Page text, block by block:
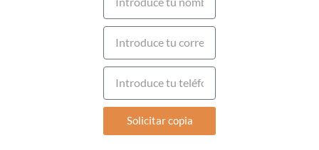
Solicitar copia